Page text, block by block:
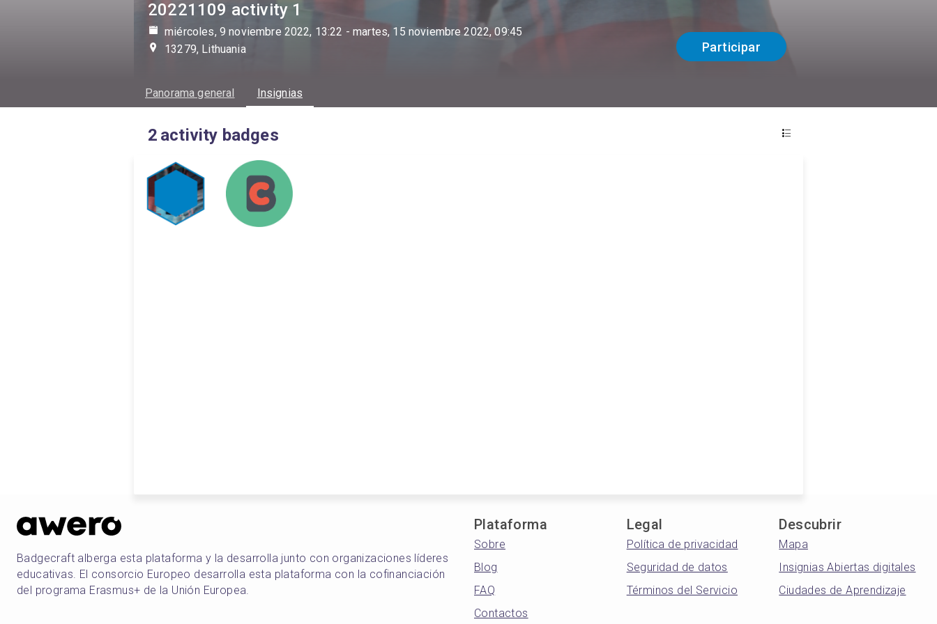
20221109 activity 1
miércoles, 9 noviembre 2022, 13:22 - martes, 15 noviembre 2022, 09:45
13279, Lithuania
Participar
Panorama general Insignias
2 activity badges
Badgecraft alberga esta plataforma y la desarrolla junto con organizaciones líderes
educativas. El consorcio Europeo desarrolla esta plataforma con la cofinanciación
del programa Erasmus+ de la Unión Europea.
Plataforma
Sobre
Blog
FAQ
Contactos
Legal
Política de privacidad
Seguridad de datos
Términos del Servicio
Descubrir
Mapa
Insignias Abiertas digitales
Ciudades de Aprendizaje